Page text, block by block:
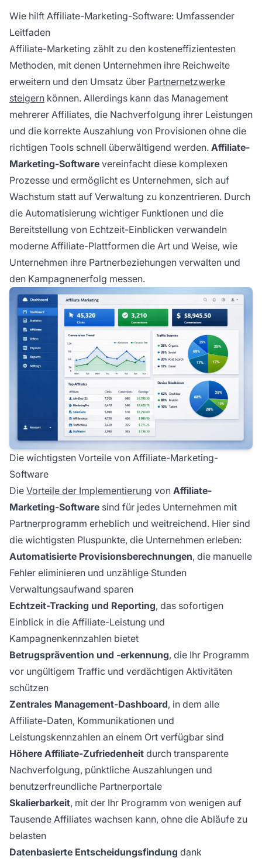
Wie hilft Affiliate-Marketing-Software: Umfassender
Leitfaden
Affiliate-Marketing zählt zu den kosteneffizientesten
Methoden, mit denen Unternehmen ihre Reichweite
erweitern und den Umsatz über Partnernetzwerke
steigern können. Allerdings kann das Management
mehrerer Affiliates, die Nachverfolgung ihrer Leistungen
und die korrekte Auszahlung von Provisionen ohne die
richtigen Tools schnell überwältigend werden. Affiliate-
Marketing-Software vereinfacht diese komplexen
Prozesse und ermöglicht es Unternehmen, sich auf
Wachstum statt auf Verwaltung zu konzentrieren. Durch
die Automatisierung wichtiger Funktionen und die
Bereitstellung von Echtzeit-Einblicken verwandeln
moderne Affiliate-Plattformen die Art und Weise, wie
Unternehmen ihre Partnerbeziehungen verwalten und
den Kampagnenerfolg messen.
Die wichtigsten Vorteile von Affiliate-Marketing-
Software
Die Vorteile der Implementierung von Affiliate-
Marketing-Software sind für jedes Unternehmen mit
Partnerprogramm erheblich und weitreichend. Hier sind
die wichtigsten Pluspunkte, die Unternehmen erleben:
Automatisierte Provisionsberechnungen, die manuelle
Fehler eliminieren und unzählige Stunden
Verwaltungsaufwand sparen
Echtzeit-Tracking und Reporting, das sofortigen
Einblick in die Affiliate-Leistung und
Kampagnenkennzahlen bietet
Betrugsprävention und -erkennung, die Ihr Programm
vor ungültigem Traffic und verdächtigen Aktivitäten
schützen
Zentrales Management-Dashboard, in dem alle
Affiliate-Daten, Kommunikationen und
Leistungskennzahlen an einem Ort verfügbar sind
Höhere Affiliate-Zufriedenheit durch transparente
Nachverfolgung, pünktliche Auszahlungen und
benutzerfreundliche Partnerportale
Skalierbarkeit, mit der Ihr Programm von wenigen auf
Tausende Affiliates wachsen kann, ohne die Abläufe zu
belasten
Datenbasierte Entscheidungsfindung dank